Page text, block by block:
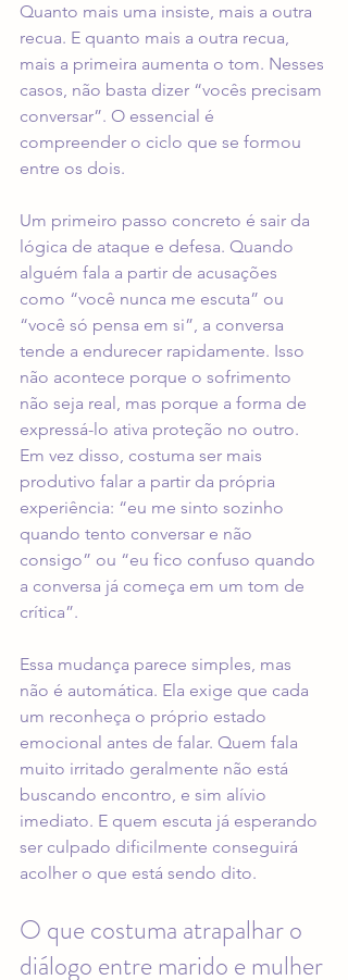
Quanto mais uma insiste, mais a outra
recua. E quanto mais a outra recua,
mais a primeira aumenta o tom. Nesses
casos, não basta dizer “vocês precisam
conversar”. O essencial é
compreender o ciclo que se formou
entre os dois.
Um primeiro passo concreto é sair da
lógica de ataque e defesa. Quando
alguém fala a partir de acusações
como “você nunca me escuta” ou
“você só pensa em si”, a conversa
tende a endurecer rapidamente. Isso
não acontece porque o sofrimento
não seja real, mas porque a forma de
expressá-lo ativa proteção no outro.
Em vez disso, costuma ser mais
produtivo falar a partir da própria
experiência: “eu me sinto sozinho
quando tento conversar e não
consigo” ou “eu fico confuso quando
a conversa já começa em um tom de
crítica”.
Essa mudança parece simples, mas
não é automática. Ela exige que cada
um reconheça o próprio estado
emocional antes de falar. Quem fala
muito irritado geralmente não está
buscando encontro, e sim alívio
imediato. E quem escuta já esperando
ser culpado dificilmente conseguirá
acolher o que está sendo dito.
O que costuma atrapalhar o
diálogo entre marido e mulher